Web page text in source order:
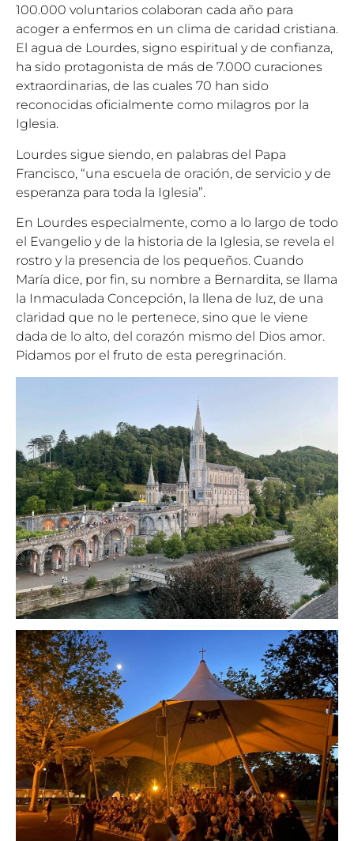
100.000 voluntarios colaboran cada año para
acoger a enfermos en un clima de caridad cristiana.
El agua de Lourdes, signo espiritual y de confianza,
ha sido protagonista de más de 7.000 curaciones
extraordinarias, de las cuales 70 han sido
reconocidas oficialmente como milagros por la
Iglesia.
Lourdes sigue siendo, en palabras del Papa
Francisco, “una escuela de oración, de servicio y de
esperanza para toda la Iglesia”.
En Lourdes especialmente, como a lo largo de todo
el Evangelio y de la historia de la Iglesia, se revela el
rostro y la presencia de los pequeños. Cuando
María dice, por fin, su nombre a Bernardita, se llama
la Inmaculada Concepción, la llena de luz, de una
claridad que no le pertenece, sino que le viene
dada de lo alto, del corazón mismo del Dios amor.
Pidamos por el fruto de esta peregrinación.